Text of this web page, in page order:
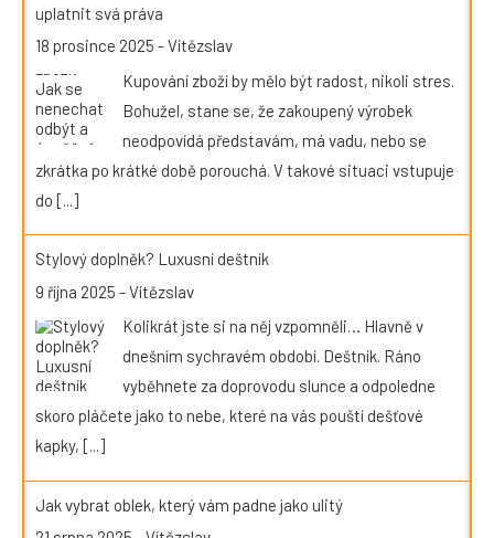
uplatnit svá práva
18 prosince 2025 -Vítězslav
Kupování zboží by mělo být radost, nikoli stres.
Bohužel, stane se, že zakoupený výrobek
neodpovídá představám, má vadu, nebo se
zkrátka po krátké době porouchá. V takové situaci vstupuje
do [...]
Stylový doplněk? Luxusní deštník
9 října 2025 -Vítězslav
Kolikrát jste si na něj vzpomněli… Hlavně v
dnešním sychravém období. Deštník. Ráno
vyběhnete za doprovodu slunce a odpoledne
skoro pláčete jako to nebe, které na vás pouští dešťové
kapky, [...]
Jak vybrat oblek, který vám padne jako ulitý